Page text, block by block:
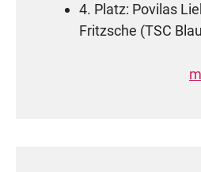
4. Platz: Povilas
Fritzsche (TSC
JUN II C Standard (8